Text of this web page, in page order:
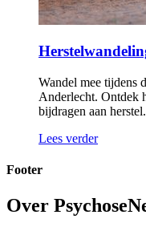
Wandel mee tijdens
Anderlecht. Ontdek
bijdragen aan herstel.
Lees verder
Footer
Over